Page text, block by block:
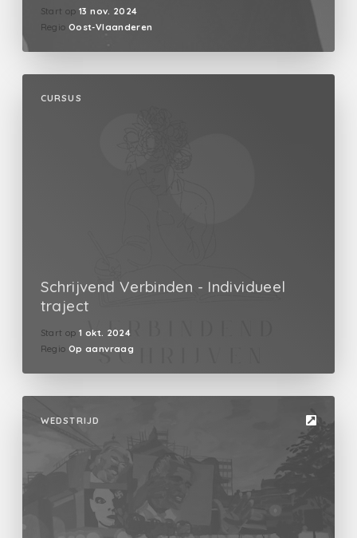
Start op 13 nov. 2024
Regio Oost-Vlaanderen
CURSUS
Schrijvend Verbinden - Individueel
traject
Start op 1 okt. 2024
Regio Op aanvraag
WEDSTRIJD